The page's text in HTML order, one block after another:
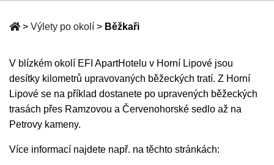
> Výlety po okolí > Běžkaři
V blízkém okolí EFI ApartHotelu v Horní Lipové jsou
desítky kilometrů upravovaných běžeckých tratí. Z Horní
Lipové se na příklad dostanete po upravených běžeckých
trasách přes Ramzovou a Červenohorské sedlo až na
Petrovy kameny.
Více informací najdete např. na těchto stránkách: